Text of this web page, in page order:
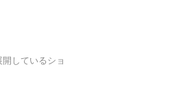
しているショ